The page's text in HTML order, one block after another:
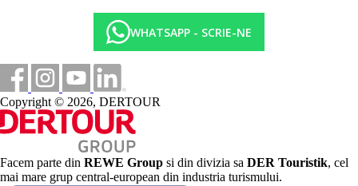
Activitati contra cost
Mese
All Inclusive
Restaurant principal: 07.00-10.30 mic dejun tip bufet,
12.30-14.30 pranz bufet, 18.30-21.00 cina tip bufet, cafea,
ceai si bauturi nealcoolice la micul dejun, bauturi
nealcoolice, bere, vin si bauturi alcoolice selectate pentru
pranz si cina ( toate produse local, imbuteliate)
WHATSAPP - SCRIE-NE
Copyright © 2026, DERTOUR
Facem parte din REWE Group si din divizia sa DER Touristik, cel
mai mare grup central-european din industria turismului.